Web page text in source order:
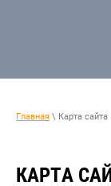
Главная \ Карта сайта
КАРТА